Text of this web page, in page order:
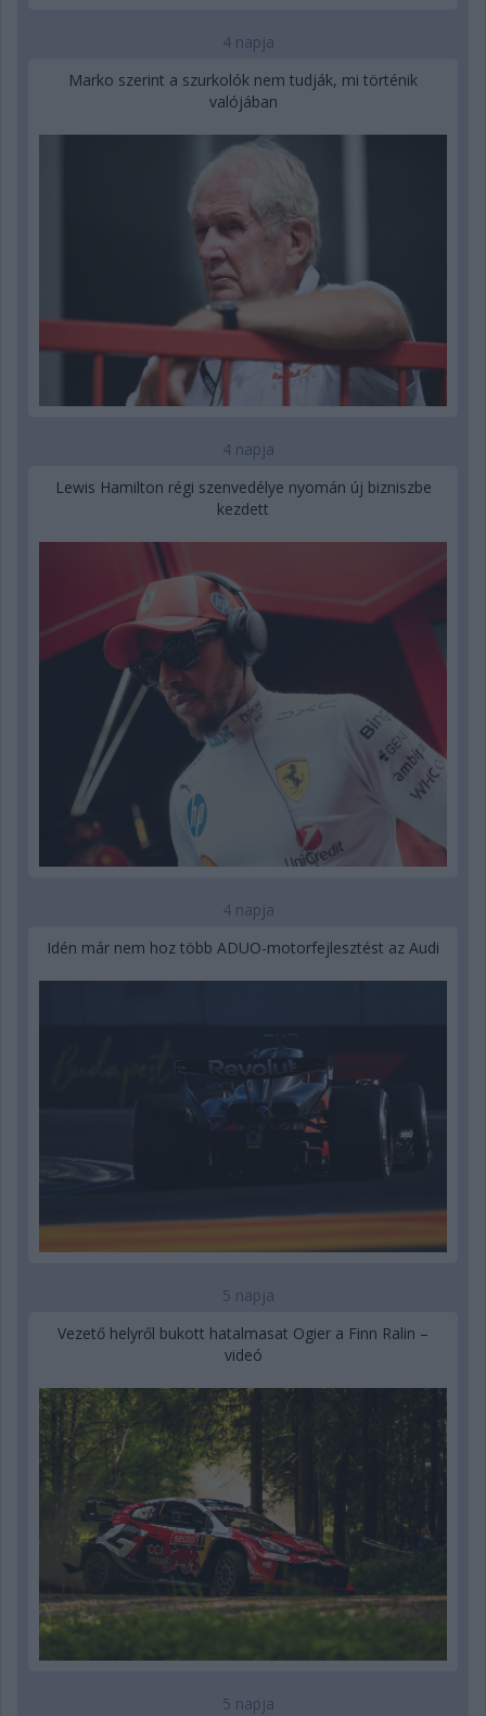
4 napja
Marko szerint a szurkolók nem tudják, mi történik
valójában
4 napja
Lewis Hamilton régi szenvedélye nyomán új bizniszbe
kezdett
4 napja
Idén már nem hoz több ADUO-motorfejlesztést az Audi
5 napja
Vezető helyről bukott hatalmasat Ogier a Finn Ralin –
videó
5 napja